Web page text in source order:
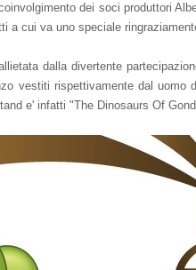
dei soci produttori
a cui va uno speciale
dalla divertente
vestiti rispettivamente dal uomo
e' infatti "The Dinosaurs Of